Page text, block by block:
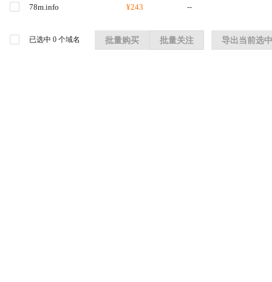
78m.info ¥243 --
已选中 0 个域名 批量购买 批量关注 导出当前选中